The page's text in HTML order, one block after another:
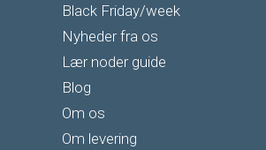
Black Friday/week
Nyheder fra os
Lær noder guide
Blog
Om os
Om levering